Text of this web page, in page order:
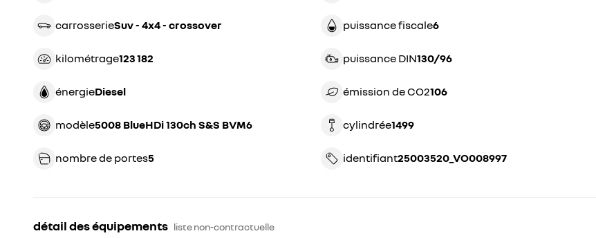
carrosserie suv - 4x4 - crossover
kilométrage 123 182
énergie diesel
modèle 5008 BlueHDi 130ch S&S BVM6
nombre de portes5
puissance fiscale6
puissance DIN 130/96
émission de CO2 106
cylindrée 1499
identifiant 25003520_VO008997
détail des équipements liste non-contractuelle